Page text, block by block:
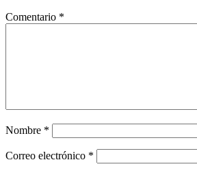
Comentario *
Nombre *
Correo electrónico *